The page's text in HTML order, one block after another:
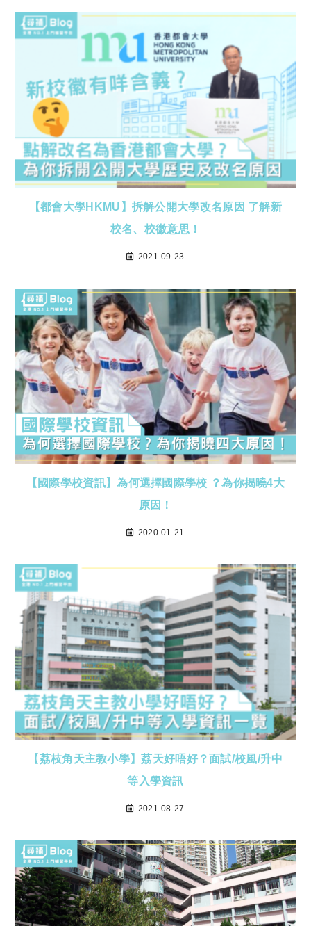
【都會大學HKMU】拆解公開大學改名原因 了解新
校名、校徽意思！
2021-09-23
【國際學校資訊】為何選擇國際學校 ？為你揭曉4大
原因！
2020-01-21
【荔枝角天主教小學】荔天好唔好？面試/校風/升中
等入學資訊
2021-08-27